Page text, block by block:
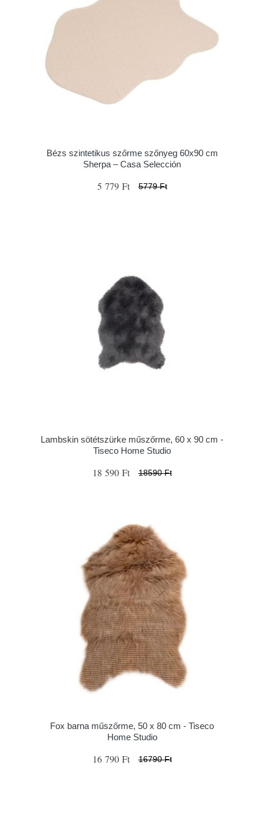
Bézs szintetikus szőrme szőnyeg 60x90 cm
Sherpa – Casa Selección
5 779 Ft 5779 Ft
Lambskin sötétszürke műszőrme, 60 x 90 cm -
Tiseco Home Studio
18 590 Ft 18590 Ft
Fox barna műszőrme, 50 x 80 cm - Tiseco
Home Studio
16 790 Ft 16790 Ft